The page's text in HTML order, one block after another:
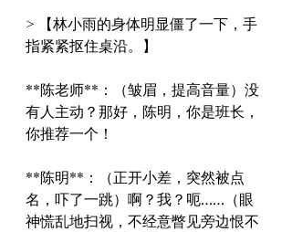
> 【林小雨的身体明显僵了一下，手
指紧紧抠住桌沿。】
**陈老师**：（皱眉，提高音量）没
有人主动？那好，陈明，你是班长，
你推荐一个！
**陈明**：（正开小差，突然被点
名，吓了一跳）啊？我？呃……（眼
神慌乱地扫视，不经意瞥见旁边恨不